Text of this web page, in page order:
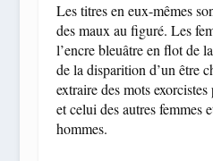
Les titres en eux-mêmes
des maux au figuré. Les
l’encre bleuâtre en flot de
de la disparition d’un être
extraire des mots
et celui des autres femmes
hommes.